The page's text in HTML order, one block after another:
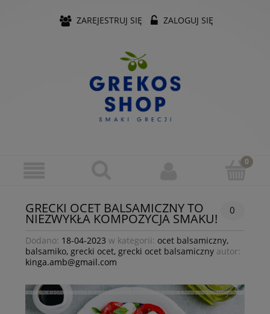
ZAREJESTRUJ SIĘ ZALOGUJ SIĘ
GRECKI OCET BALSAMICZNY TO
NIEZWYKŁA KOMPOZYCJA SMAKU!
0
Dodano: 18-04-2023 w kategorii: ocet balsamiczny,
balsamiko, grecki ocet, grecki ocet balsamiczny autor:
kinga.amb@gmail.com